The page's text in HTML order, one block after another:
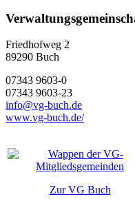
Friedhofweg 2
89290 Buch
07343 9603-0
07343 9603-23
info@vg-buch.de
www.vg-buch.de/
Zur VG Buch